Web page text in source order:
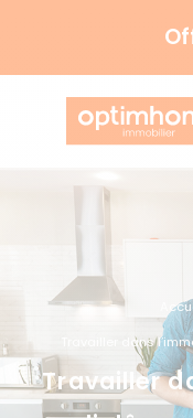
Travailler dans
Travailler